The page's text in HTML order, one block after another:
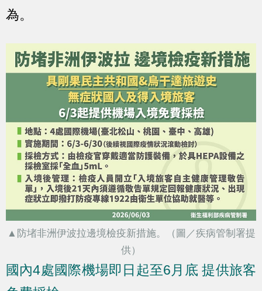
為。
▲防堵非洲伊波拉邊境檢疫新措施。（圖／疾病管制署提
供）
國內4處國際機場即日起至6月底 提供旅客